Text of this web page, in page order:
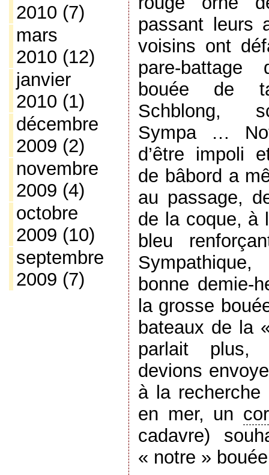
2010 (7)
mars
2010 (12)
janvier
2010 (1)
décembre
2009 (2)
novembre
2009 (4)
octobre
2009 (10)
septembre
2009 (7)
passant leurs
voisins ont
pare-battage
bouée de
Schblong,
Sympa …
d’être impoli
de bâbord a
au passage,
de la coque, à
bleu
bonne demie-
la grosse
bateaux de la
parlait plus,
devions
à la recherche
en mer, un
cadavre)
« notre »